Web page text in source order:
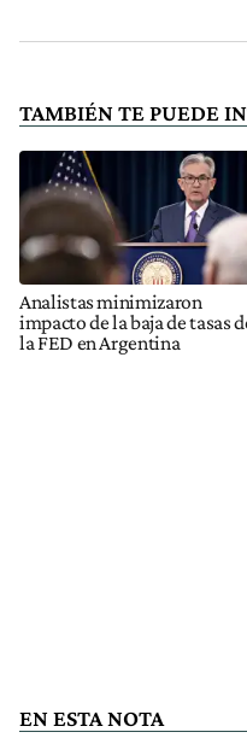
TAMBIÉN TE PUEDE
Analistas minimizaron
impacto de la baja de tasas
la FED en Argentina
EN ESTA NOTA